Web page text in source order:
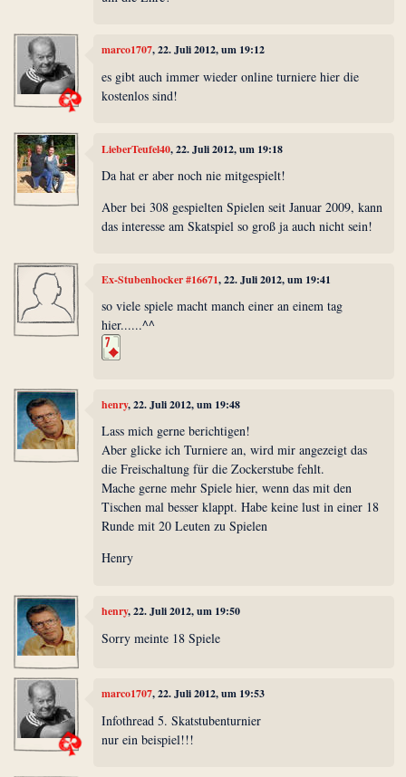
marco1707, 22. Juli 2012, um 19:12
es gibt auch immer wieder online turniere hier die
kostenlos sind!
LieberTeufel40, 22. Juli 2012, um 19:18
Da hat er aber noch nie mitgespielt!
Aber bei 308 gespielten Spielen seit Januar 2009, kann
das interesse am Skatspiel so groß ja auch nicht sein!
Ex-Stubenhocker #16671, 22. Juli 2012, um 19:41
so viele spiele macht manch einer an einem tag
hier......^^
henry, 22. Juli 2012, um 19:48
Lass mich gerne berichtigen!
Aber glicke ich Turniere an, wird mir angezeigt das
die Freischaltung für die Zockerstube fehlt.
Mache gerne mehr Spiele hier, wenn das mit den
Tischen mal besser klappt. Habe keine lust in einer 18
Runde mit 20 Leuten zu Spielen
Henry
henry, 22. Juli 2012, um 19:50
Sorry meinte 18 Spiele
marco1707, 22. Juli 2012, um 19:53
Infothread 5. Skatstubenturnier
nur ein beispiel!!!